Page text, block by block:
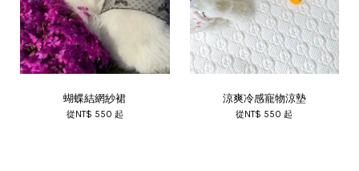
蝴蝶結網紗裙
從 NT$ 550 起
涼爽冷感寵物涼墊
從 NT$ 550起